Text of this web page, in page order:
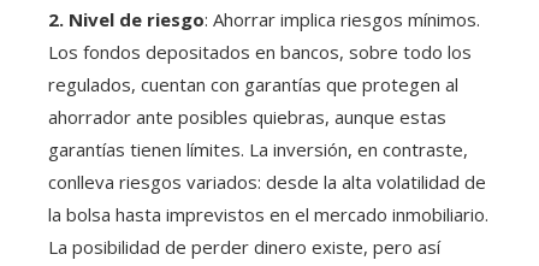
2. Nivel de riesgo: Ahorrar implica riesgos mínimos.
Los fondos depositados en bancos, sobre todo los
regulados, cuentan con garantías que protegen al
ahorrador ante posibles quiebras, aunque estas
garantías tienen límites. La inversión, en contraste,
conlleva riesgos variados: desde la alta volatilidad de
la bolsa hasta imprevistos en el mercado inmobiliario.
La posibilidad de perder dinero existe, pero así